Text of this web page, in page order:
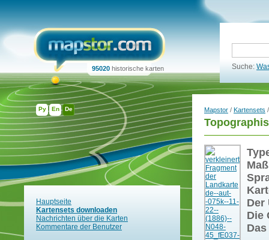
Ру En De
95020 historische karten Suche:
Hauptseite
Kartensets downloaden
Nachrichten über die Karten
Kommentare der Benutzer
Mapstor / Kartensets
Der
Die